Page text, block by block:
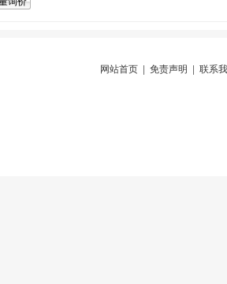
网站首页 免责声明 联系